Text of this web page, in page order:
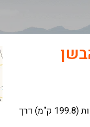
2 ש’ 8 דקות (199.8 ק"מ) דרך